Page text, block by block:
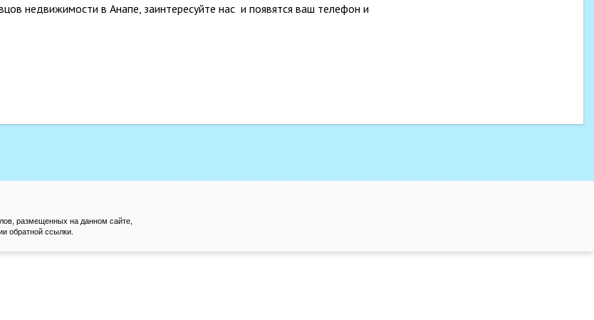
недвижимости в Анапе, заинтересуйте нас и появятся ваш телефон и
размещенных на данном сайте,
обратной ссылки.